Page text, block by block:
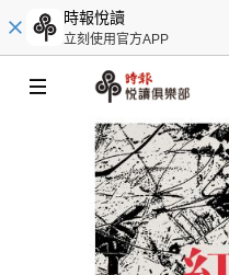
時報悅讀
立刻使用官方APP